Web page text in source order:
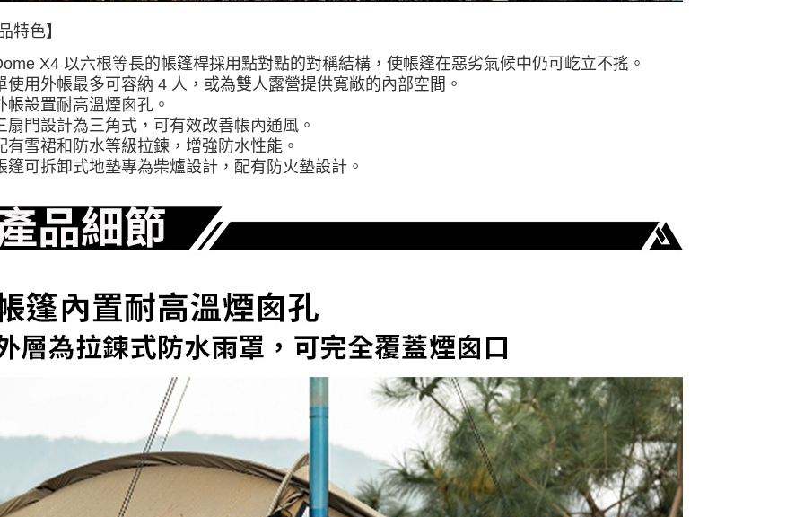
特色】
X4 以六根等長的帳篷桿採用點對點的對稱結構，使帳篷在惡劣氣候中仍可屹立不搖。
使用外帳最多可容納 4 人，或為雙人露營提供寬敞的內部空間 。
帳設置耐高溫煙囪孔 。
扇門設計為三角式，可有效改善帳內通風 。
有雪裙和防水等級拉鍊，增強防水性能 。
篷可拆卸式地墊專為柴爐設計，配有防火墊設計 。